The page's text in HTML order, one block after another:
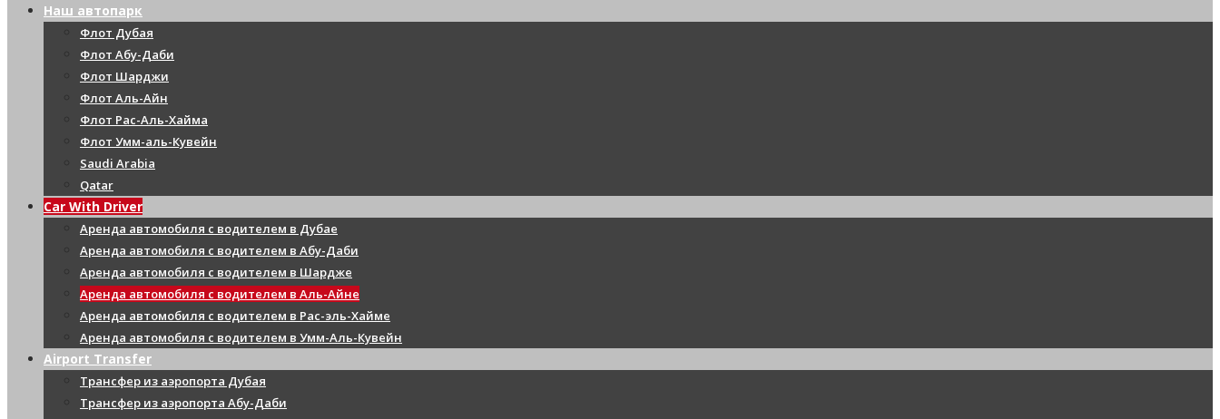
Наш автопарк
Флот Дубая
Флот Абу-Даби
Флот Шарджи
Флот Аль-Айн
Флот Рас-Аль-Хайма
Флот Умм-аль-Кувейн
Saudi Arabia
Qatar
Car With Driver
Аренда автомобиля с водителем в Дубае
Аренда автомобиля с водителем в Абу-Даби
Аренда автомобиля с водителем в Шардже
Аренда автомобиля с водителем в Аль-Айне
Аренда автомобиля с водителем в Рас-эль-Хайме
Аренда автомобиля с водителем в Умм-Аль-Кувейн
Airport Transfer
Трансфер из аэропорта Дубая
Трансфер из аэропорта Абу-Даби